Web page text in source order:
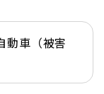
動車（被害